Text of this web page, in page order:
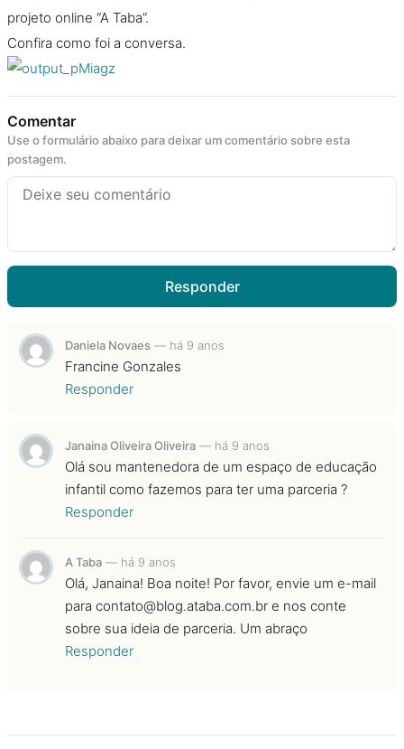
projeto online “A Taba”.
Confira como foi a conversa.
Comentar
Use o formulário abaixo para deixar um comentário sobre esta
postagem.
Responder
Daniela Novaes — há 9 anos
Francine Gonzales
Responder
Janaina Oliveira Oliveira — há 9 anos
Olá sou mantenedora de um espaço de educação
infantil como fazemos para ter uma parceria ?
Responder
A Taba — há 9 anos
Olá, Janaina! Boa noite! Por favor, envie um e-mail
para contato@blog.ataba.com.br e nos conte
sobre sua ideia de parceria. Um abraço
Responder